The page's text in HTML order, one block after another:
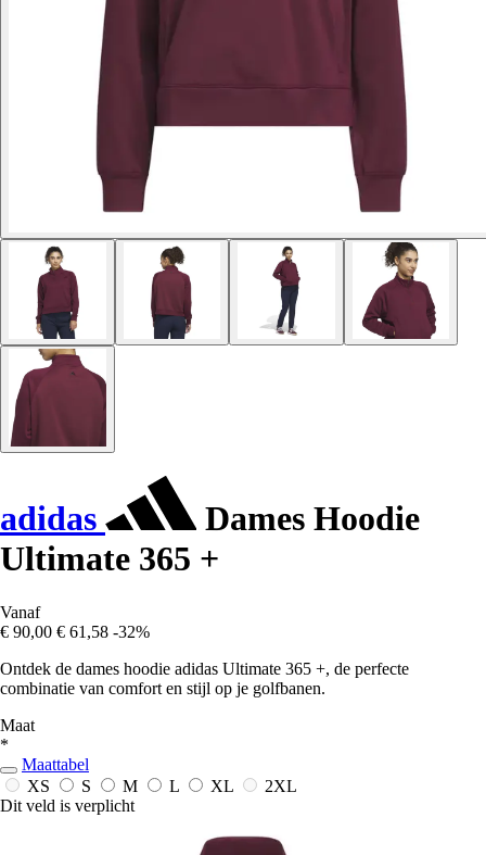
adidas
Dames Hoodie
Ultimate 365 +
Vanaf
€ 90,00 € 61,58 -32%
Ontdek de dames hoodie adidas Ultimate 365 +, de perfecte
combinatie van comfort en stijl op je golfbanen.
Maat
*
Maattabel
XS
S M L XL
2XL
Dit veld is verplicht